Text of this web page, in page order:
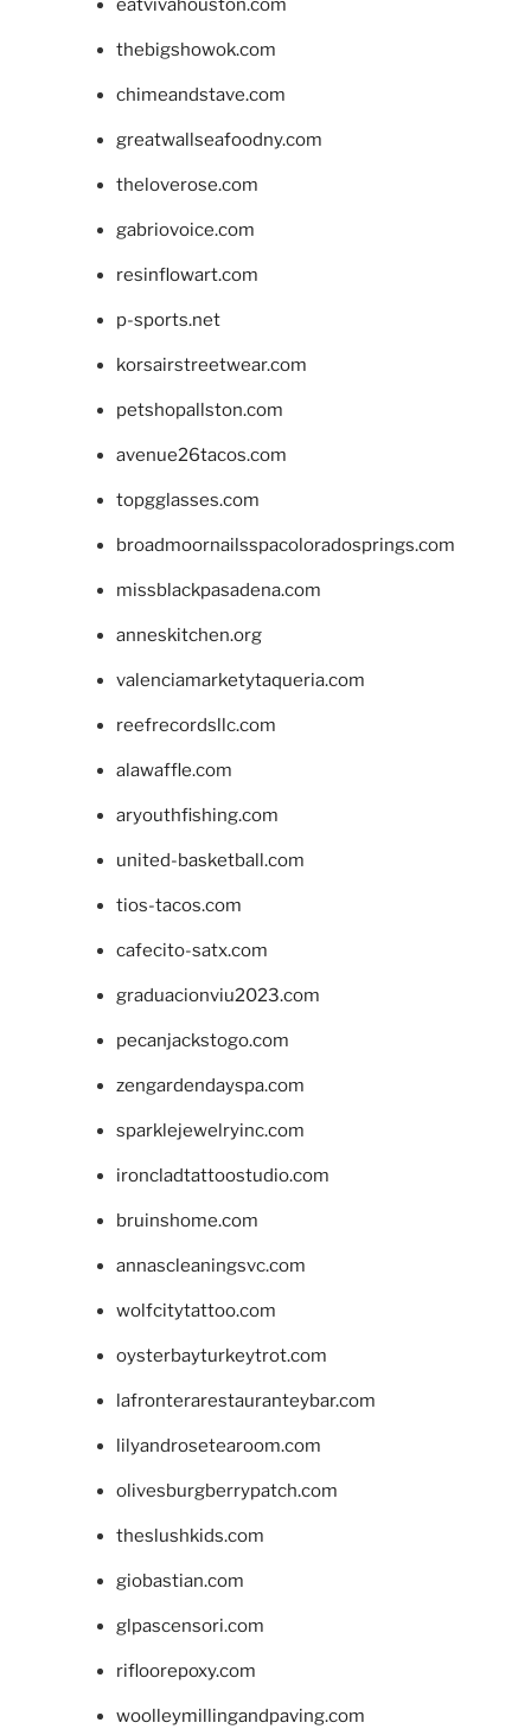
eatvivahouston.com
thebigshowok.com
chimeandstave.com
greatwallseafoodny.com
theloverose.com
gabriovoice.com
resinflowart.com
p-sports.net
korsairstreetwear.com
petshopallston.com
avenue26tacos.com
topgglasses.com
broadmoornailsspacoloradosprings.com
missblackpasadena.com
anneskitchen.org
valenciamarketytaqueria.com
reefrecordsllc.com
alawaffle.com
aryouthfishing.com
united-basketball.com
tios-tacos.com
cafecito-satx.com
graduacionviu2023.com
pecanjackstogo.com
zengardendayspa.com
sparklejewelryinc.com
ironcladtattoostudio.com
bruinshome.com
annascleaningsvc.com
wolfcitytattoo.com
oysterbayturkeytrot.com
lafronterarestauranteybar.com
lilyandrosetearoom.com
olivesburgberrypatch.com
theslushkids.com
giobastian.com
glpascensori.com
rifloorepoxy.com
woolleymillingandpaving.com